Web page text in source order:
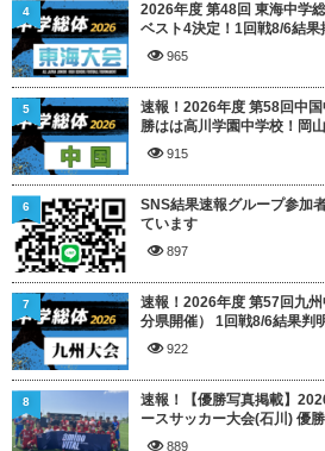
2026年度 第48回 東海中学
ベスト4決定！1回戦8/6結果
965
4
速報！2026年度 第58回中
勝はは高川学園中学校！岡
915
5
SNS結果速報グループ参加
ています
897
6
速報！2026年度 第57回九
分県開催） 1回戦8/6結果判
922
7
速報！【優勝写真掲載】
ースサッカー大会(石川) 優
889
8